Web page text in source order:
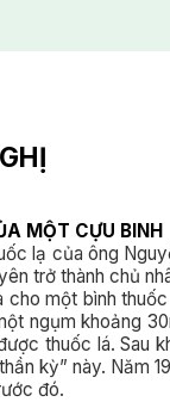
MỘT CỰU BINH
lạ của ông
trở thành chủ
một bình
ngụm khoảng
thuốc lá. Sau
kỳ” này. Năm
đó.